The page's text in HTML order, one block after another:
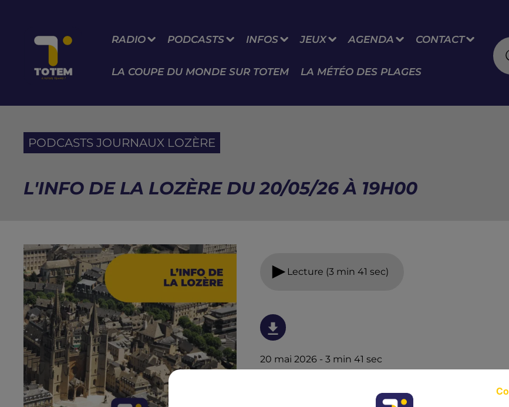
RADIO PODCASTS INFOS JEUX AGENDA CONTACT
LA COUPE DU MONDE SUR TOTEM LA MÉTÉO DES PLAGES
PODCASTS JOURNAUX LOZÈRE
L'INFO DE LA LOZÈRE DU 20/05/26 À 19H00
Lecture (3 min 41 sec)
20 mai 2026 - 3 min 41 sec